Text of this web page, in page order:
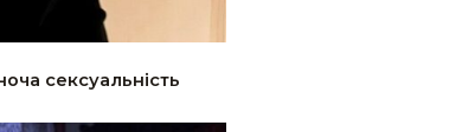
сексуальність